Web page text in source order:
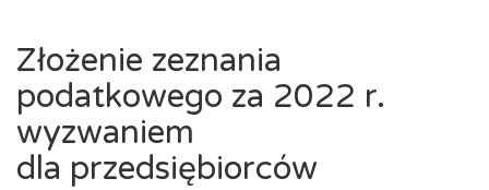
Złożenie zeznania
podatkowego za 2022 r.
wyzwaniem
dla przedsiębiorców